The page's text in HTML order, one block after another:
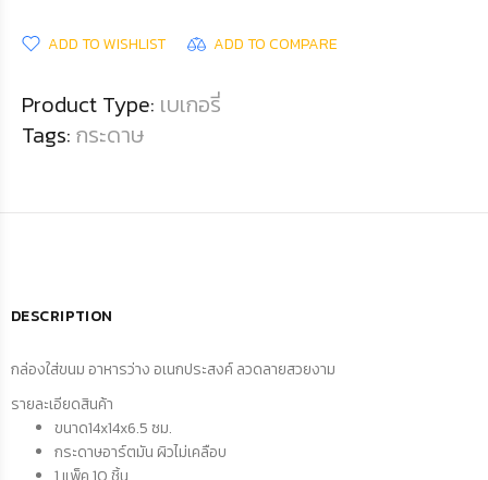
ADD TO WISHLIST ADD TO COMPARE
Product Type: เบเกอรี่
Tags: กระดาษ
DESCRIPTION
กล่องใส่ขนม อาหารว่าง อเนกประสงค์ ลวดลายสวยงาม
รายละเอียดสินค้า
ขนาด14x14x6.5 ซม.
กระดาษอาร์ตมัน ผิวไม่เคลือบ